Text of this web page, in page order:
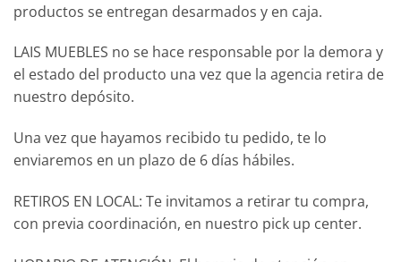
productos se entregan desarmados y en caja.
LAIS MUEBLES no se hace responsable por la demora y
el estado del producto una vez que la agencia retira de
nuestro depósito.
Una vez que hayamos recibido tu pedido, te lo
enviaremos en un plazo de 6 días hábiles.
RETIROS EN LOCAL: Te invitamos a retirar tu compra,
con previa coordinación, en nuestro pick up center.